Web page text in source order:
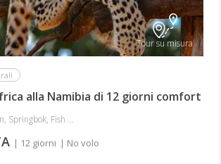
Tour su misura
alla Namibia di 12 giorni comfort
Springbok, Fish ...
| 12 giorni | No volo